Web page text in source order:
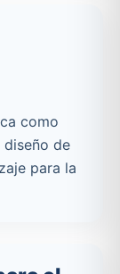
como
de
para la